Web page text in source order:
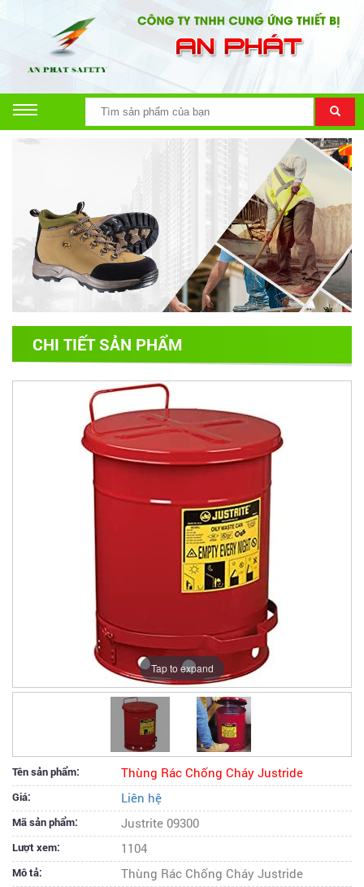
CHI TIẾT SẢN PHẨM
Tap to expand
Tên sản phẩm: Thùng Rác Chống Cháy Justride
Giá: Liên hệ
Mã sản phẩm: Justrite 09300
Lượt xem: 1104
Mô tả: Thùng Rác Chống Cháy Justride